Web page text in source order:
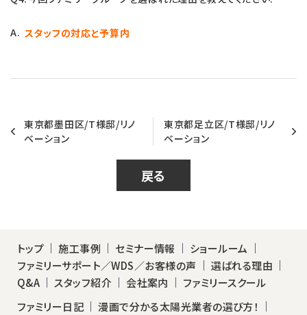
A. スタッフの対応と予算内
東京都墨田区/T様邸/リノ
ベーション
東京都足立区/T様邸/リノ
ベーション
戻る
トップ 施工事例 セミナー情報
ショールーム
ファミリーサポート／WDS／お客様の声
選ばれる理由
Q&A
スタッフ紹介 会社案内
ファミリースクール
ファミリー日記
漫画で分かる太陽光業者の選び方！